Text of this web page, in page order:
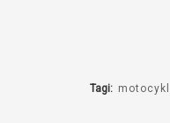
Tagi: motocykl